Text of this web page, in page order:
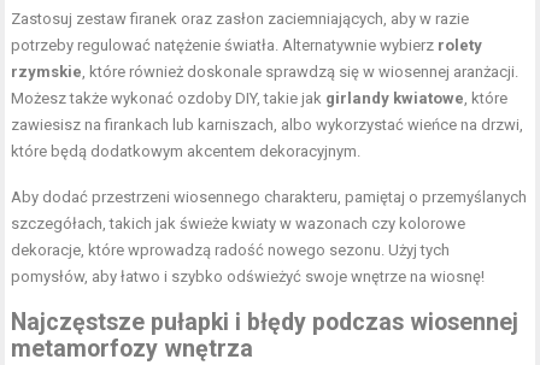
Zastosuj zestaw firanek oraz zasłon zaciemniających, aby w razie
potrzeby regulować natężenie światła. Alternatywnie wybierz rolety
rzymskie, które również doskonale sprawdzą się w wiosennej aranżacji.
Możesz także wykonać ozdoby DIY, takie jak girlandy kwiatowe, które
zawiesisz na firankach lub karniszach, albo wykorzystać wieńce na drzwi,
które będą dodatkowym akcentem dekoracyjnym.
Aby dodać przestrzeni wiosennego charakteru, pamiętaj o przemyślanych
szczegółach, takich jak świeże kwiaty w wazonach czy kolorowe
dekoracje, które wprowadzą radość nowego sezonu. Użyj tych
pomysłów, aby łatwo i szybko odświeżyć swoje wnętrze na wiosnę!
Najczęstsze pułapki i błędy podczas wiosennej
metamorfozy wnętrza